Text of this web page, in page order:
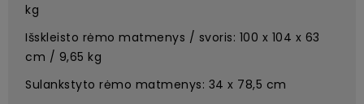
kg
Išskleisto rėmo matmenys / svoris: 100 x 104 x 63
cm / 9,65 kg
Sulankstyto rėmo matmenys: 34 x 78,5 cm